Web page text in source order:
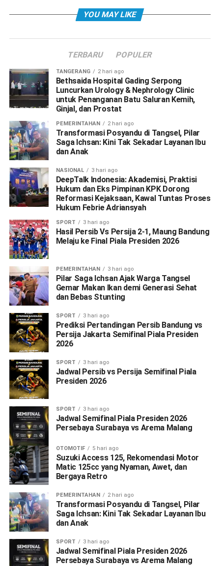
YOU MAY LIKE
TERBARU POPULER
TANGERANG 2 hari ago
Bethsaida Hospital Gading Serpong
Luncurkan Urology & Nephrology Clinic
untuk Penanganan Batu Saluran Kemih,
Ginjal, dan Prostat
PEMERINTAHAN 2 hari ago
Transformasi Posyandu di Tangsel, Pilar
Saga Ichsan: Kini Tak Sekadar Layanan Ibu
dan Anak
NASIONAL 3 hari ago
DeepTalk Indonesia: Akademisi, Praktisi
Hukum dan Eks Pimpinan KPK Dorong
Reformasi Kejaksaan, Kawal Tuntas Proses
Hukum Febrie Adriansyah
SPORT 3 hari ago
Hasil Persib Vs Persija 2-1, Maung Bandung
Melaju ke Final Piala Presiden 2026
PEMERINTAHAN 3 hari ago
Pilar Saga Ichsan Ajak Warga Tangsel
Gemar Makan Ikan demi Generasi Sehat
dan Bebas Stunting
SPORT 3 hari ago
Prediksi Pertandingan Persib Bandung vs
Persija Jakarta Semifinal Piala Presiden
2026
SPORT 3 hari ago
Jadwal Persib vs Persija Semifinal Piala
Presiden 2026
SPORT 3 hari ago
Jadwal Semifinal Piala Presiden 2026
Persebaya Surabaya vs Arema Malang
OTOMOTIF 5 hari ago
Suzuki Access 125, Rekomendasi Motor
Matic 125cc yang Nyaman, Awet, dan
Bergaya Retro
PEMERINTAHAN 2 hari ago
Transformasi Posyandu di Tangsel, Pilar
Saga Ichsan: Kini Tak Sekadar Layanan Ibu
dan Anak
SPORT 3 hari ago
Jadwal Semifinal Piala Presiden 2026
Persebaya Surabaya vs Arema Malang